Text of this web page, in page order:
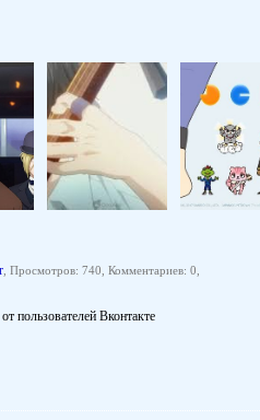
, Просмотров: 740, Комментариев: 0,
от пользователей Вконтакте